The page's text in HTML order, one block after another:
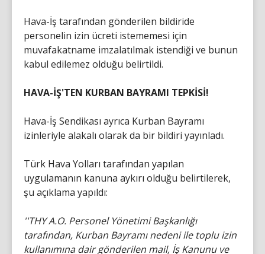
Hava-İş tarafından gönderilen bildiride
personelin izin ücreti istememesi için
muvafakatname imzalatılmak istendiği ve bunun
kabul edilemez olduğu belirtildi.
HAVA-İŞ'TEN KURBAN BAYRAMI TEPKİSİ!
Hava-İş Sendikası ayrıca Kurban Bayramı
izinleriyle alakalı olarak da bir bildiri yayınladı.
Türk Hava Yolları tarafından yapılan
uygulamanın kanuna aykırı olduğu belirtilerek,
şu açıklama yapıldı:
''THY A.O. Personel Yönetimi Başkanlığı
tarafından, Kurban Bayramı nedeni ile toplu izin
kullanımına dair gönderilen mail, İş Kanunu ve